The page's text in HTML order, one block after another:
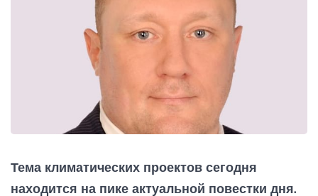
Тема климатических проектов сегодня
находится на пике актуальной повестки дня.